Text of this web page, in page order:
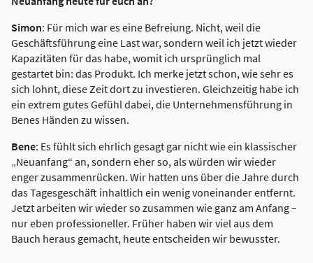
Simon: Für mich war es eine Befreiung. Nicht, weil die
Geschäftsführung eine Last war, sondern weil ich jetzt wieder
Kapazitäten für das habe, womit ich ursprünglich mal
gestartet bin: das Produkt. Ich merke jetzt schon, wie sehr es
sich lohnt, diese Zeit dort zu investieren. Gleichzeitig habe ich
ein extrem gutes Gefühl dabei, die Unternehmensführung in
Benes Händen zu wissen.
Bene: Es fühlt sich ehrlich gesagt gar nicht wie ein klassischer
„Neuanfang“ an, sondern eher so, als würden wir wieder
enger zusammenrücken. Wir hatten uns über die Jahre durch
das Tagesgeschäft inhaltlich ein wenig voneinander entfernt.
Jetzt arbeiten wir wieder so zusammen wie ganz am Anfang –
nur eben professioneller. Früher haben wir viel aus dem
Bauch heraus gemacht, heute entscheiden wir bewusster.